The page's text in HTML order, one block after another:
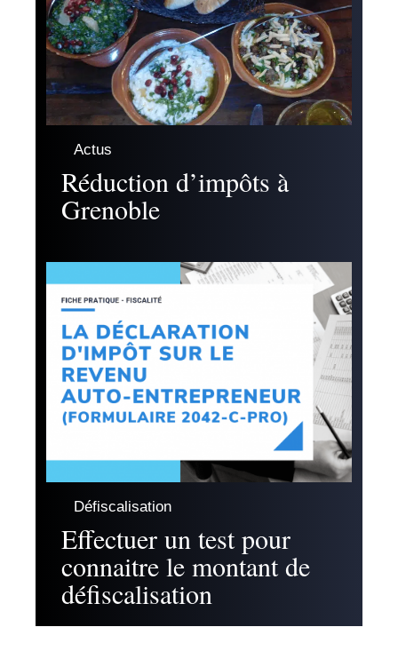
Actus
Réduction d’impôts à
Grenoble
Défiscalisation
Effectuer un test pour
connaitre le montant de
défiscalisation